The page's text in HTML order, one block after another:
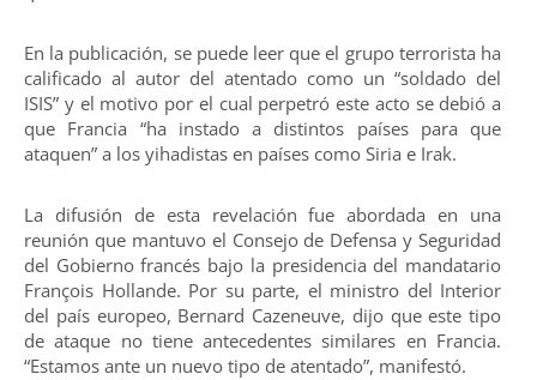
En la publicación, se puede leer que el grupo terrorista ha
calificado al autor del atentado como un “soldado del
ISIS” y el motivo por el cual perpetró este acto se debió a
que Francia “ha instado a distintos países para que
ataquen” a los yihadistas en países como Siria e Irak.
La difusión de esta revelación fue abordada en una
reunión que mantuvo el Consejo de Defensa y Seguridad
del Gobierno francés bajo la presidencia del mandatario
François Hollande. Por su parte, el ministro del Interior
del país europeo, Bernard Cazeneuve, dijo que este tipo
de ataque no tiene antecedentes similares en Francia.
“Estamos ante un nuevo tipo de atentado”, manifestó.